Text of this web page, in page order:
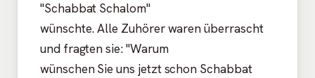
"Schabbat Schalom"
wünschte. Alle Zuhörer waren überrascht
und fragten sie: "Warum
wünschen Sie uns jetzt schon Schabbat